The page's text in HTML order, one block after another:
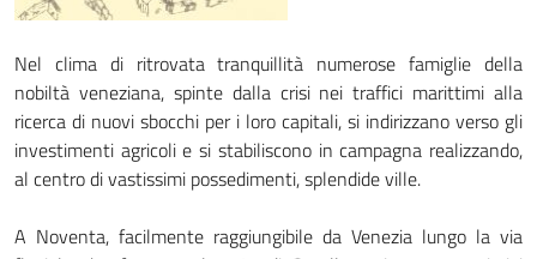
Nel clima di ritrovata tranquillità numerose famiglie della
nobiltà veneziana, spinte dalla crisi nei traffici marittimi alla
ricerca di nuovi sbocchi per i loro capitali, si indirizzano verso gli
investimenti agricoli e si stabiliscono in campagna realizzando,
al centro di vastissimi possedimenti, splendide ville.
A Noventa, facilmente raggiungibile da Venezia lungo la via